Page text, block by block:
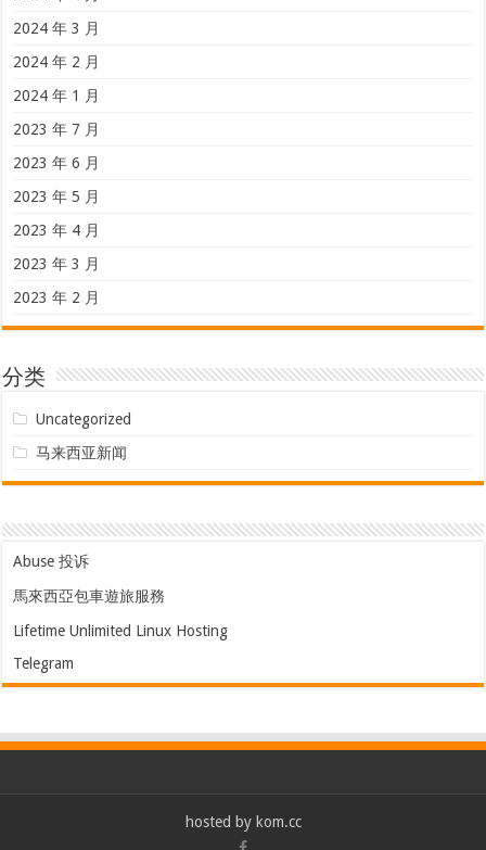
2024 年 3 月
2024 年 2 月
2024 年 1 月
2023 年 7 月
2023 年 6 月
2023 年 5 月
2023 年 4 月
2023 年 3 月
2023 年 2 月
分类
Uncategorized
马来西亚新闻
Abuse 投诉
馬來西亞包車遊旅服務
Lifetime Unlimited Linux Hosting
Telegram
hosted by kom.cc